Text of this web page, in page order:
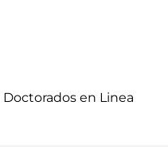
Doctorados en Linea